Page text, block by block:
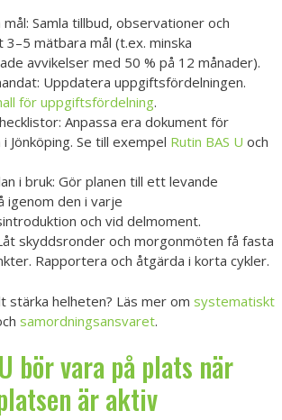
Samla tillbud, observationer och
3–5 mätbara mål (t.ex. minska
avvikelser med 50 % på 12 månader).
Uppdatera uppgiftsfördelningen.
för uppgiftsfördelning.
Anpassa era dokument för
Jönköping. Se till exempel Rutin BAS U och
i bruk: Gör planen till ett levande
igenom den i varje
och vid delmoment.
skyddsronder och morgonmöten få fasta
Rapportera och åtgärda i korta cykler.
stärka helheten? Läs mer om systematiskt
samordningsansvaret.
bör vara på plats när
är aktiv